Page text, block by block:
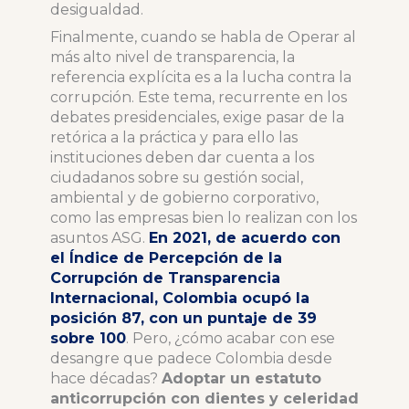
desigualdad.
Finalmente, cuando se habla de Operar al
más alto nivel de transparencia, la
referencia explícita es a la lucha contra la
corrupción. Este tema, recurrente en los
debates presidenciales, exige pasar de la
retórica a la práctica y para ello las
instituciones deben dar cuenta a los
ciudadanos sobre su gestión social,
ambiental y de gobierno corporativo,
como las empresas bien lo realizan con los
asuntos ASG. En 2021, de acuerdo con
el Índice de Percepción de la
Corrupción de Transparencia
Internacional, Colombia ocupó la
posición 87, con un puntaje de 39
sobre 100. Pero, ¿cómo acabar con ese
desangre que padece Colombia desde
hace décadas? Adoptar un estatuto
anticorrupción con dientes y celeridad